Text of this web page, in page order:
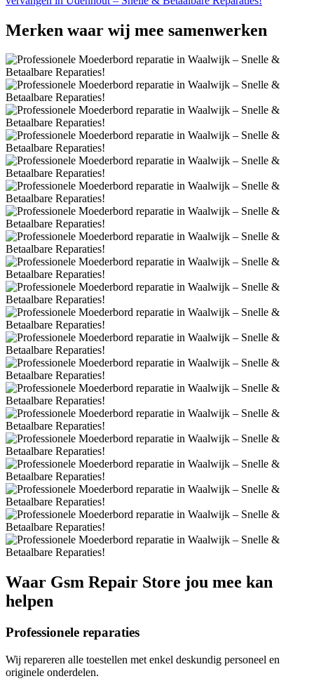
Merken waar wij mee samenwerken
Waar Gsm Repair Store jou mee kan
helpen
Professionele reparaties
Wij repareren alle toestellen met enkel deskundig personeel en
originele onderdelen.